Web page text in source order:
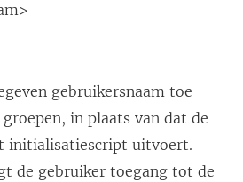
gebruikersnaam toe
in plaats van dat de
initialisatiescript uitvoert.
de gebruiker toegang tot de